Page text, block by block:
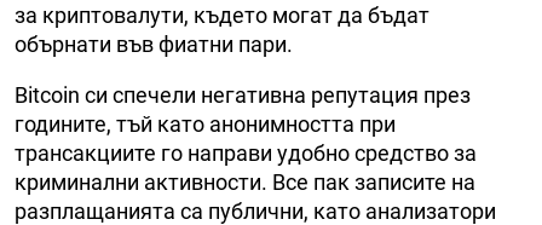
за криптовалути, където могат да бъдат
обърнати във фиатни пари.
Bitcoin си спечели негативна репутация през
годините, тъй като анонимността при
трансакциите го направи удобно средство за
криминални активности. Все пак записите на
разплащанията са публични, като анализатори